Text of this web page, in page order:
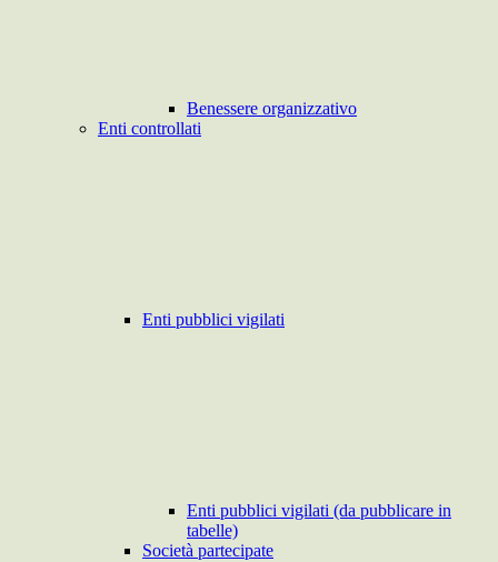
Benessere organizzativo
Enti controllati
Enti pubblici vigilati
Enti pubblici vigilati (da pubblicare in
tabelle)
Società partecipate